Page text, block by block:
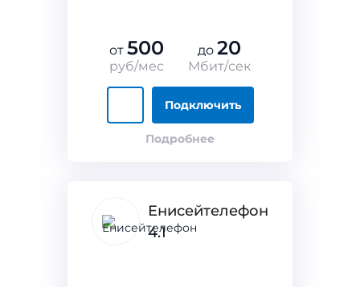
от 500
руб/мес
до 20
Мбит/сек
Подключить
Подробнее
Енисейтелефон
4.1